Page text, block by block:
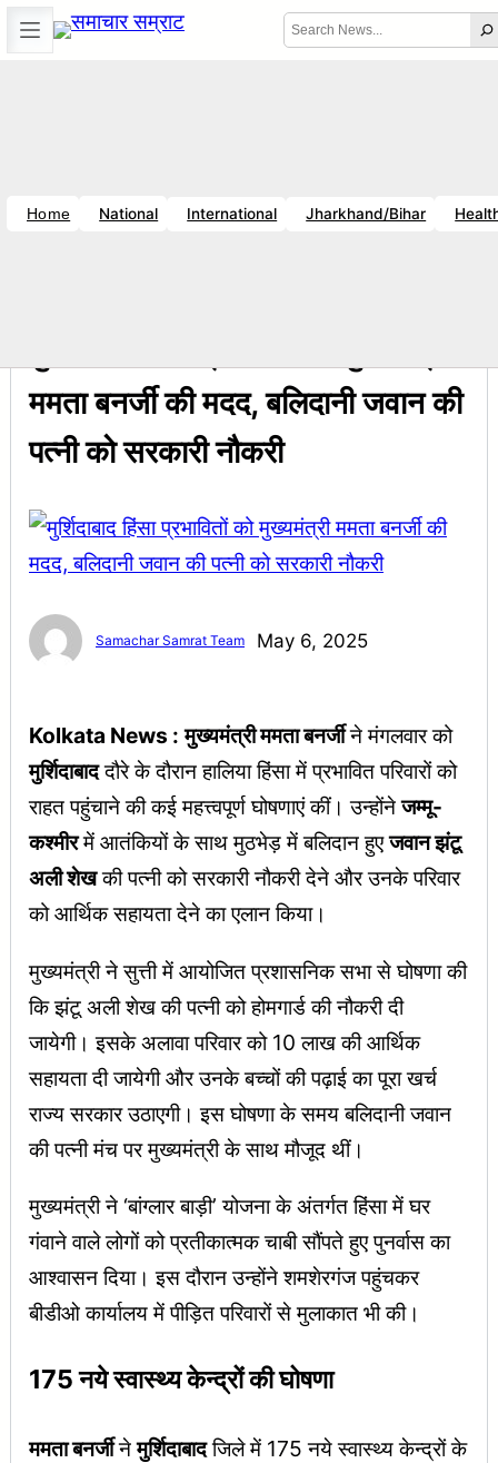
Skip
to
Search
Home National International Jharkhand/Bihar
ममता बनर्जी की मदद, बलिदानी जवान की
पत्नी को सरकारी नौकरी
Samachar Samrat Team May 6, 2025
Kolkata News : मुख्यमंत्री ममता बनर्जीने मंगलवार को
मुर्शिदाबाददौरे के दौरान हालिया हिंसा में प्रभावित परिवारों को
राहत पहुंचाने की कई महत्त्वपूर्ण घोषणाएं कीं। उन्होंनेजम्मू-
कश्मीरमें आतंकियों के साथ मुठभेड़ में बलिदान हुएजवान झंटू
अली शेखकी पत्नी को सरकारी नौकरी देने और उनके परिवार
को आर्थिक सहायता देने का एलान किया।
मुख्यमंत्री ने सुत्ती में आयोजित प्रशासनिक सभा से घोषणा की
कि झंटू अली शेख की पत्नी को होमगार्ड की नौकरी दी
जायेगी। इसके अलावा परिवार को 10 लाख की आर्थिक
सहायता दी जायेगी और उनके बच्चों की पढ़ाई का पूरा खर्च
राज्य सरकार उठाएगी। इस घोषणा के समय बलिदानी जवान
की पत्नी मंच पर मुख्यमंत्री के साथ मौजूद थीं।
मुख्यमंत्री ने ‘बांग्लार बाड़ी’ योजना के अंतर्गत हिंसा में घर
गंवाने वाले लोगों को प्रतीकात्मक चाबी सौंपते हुए पुनर्वास का
आश्वासन दिया। इस दौरान उन्होंने शमशेरगंज पहुंचकर
बीडीओ कार्यालय में पीड़ित परिवारों से मुलाकात भी की।
175 नये स्वास्थ्य केन्द्रों की घोषणा
ममता बनर्जीनेमुर्शिदाबादजिले में 175 नये स्वास्थ्य केन्द्रों के